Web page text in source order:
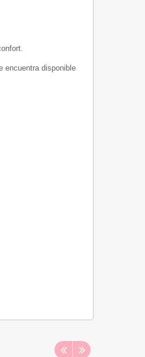
encuentra disponible